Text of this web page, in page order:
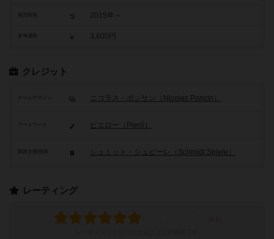
2015年～
参考価格 3,600円
クレジット
ゲームデザイン ニコラス・ポンサン（Nicolas Poncin）
アートワーク ピエロー（Pierô）
シュミット・シュピーレ（Schmidt Spiele）
レーティング